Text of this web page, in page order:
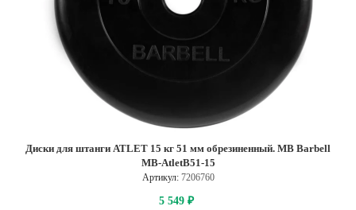
Диски для штанги ATLET 15 кг 51 мм обрезиненный. MB Barbell
MB-AtletB51-15
Артикул: 7206760
5 549 ₽